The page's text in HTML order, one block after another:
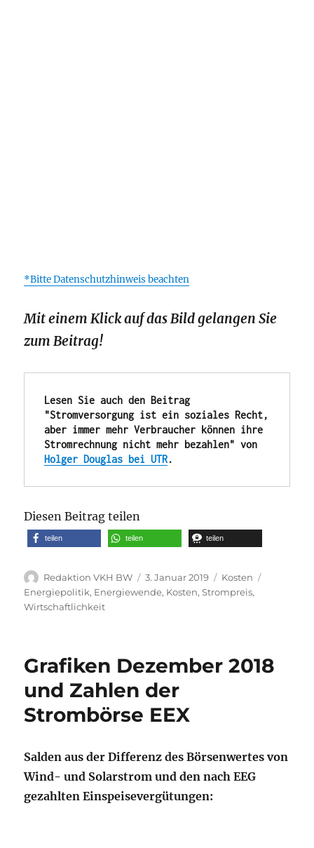
*Bitte Datenschutzhinweis beachten
Mit einem Klick auf das Bild gelangen Sie
zum Beitrag!
Lesen Sie auch den Beitrag
"Stromversorgung ist ein soziales Recht,
aber immer mehr Verbraucher können ihre
Holger Douglas bei UTR.
Diesen Beitrag teilen
teilen teilen teilen
Autor
Redaktion VKH BW
Veröffentlicht
am
3. Januar 2019 Kategorien
Kosten
Energiepolitik, Energiewende, Kosten,Strompreis,
Wirtschaftlichkeit
Grafiken Dezember 2018
und Zahlen der
Strombörse EEX
Salden aus der Differenz des Börsenwertes von
Wind- und Solarstrom und den nach EEG
gezahlten Einspeisevergütungen: